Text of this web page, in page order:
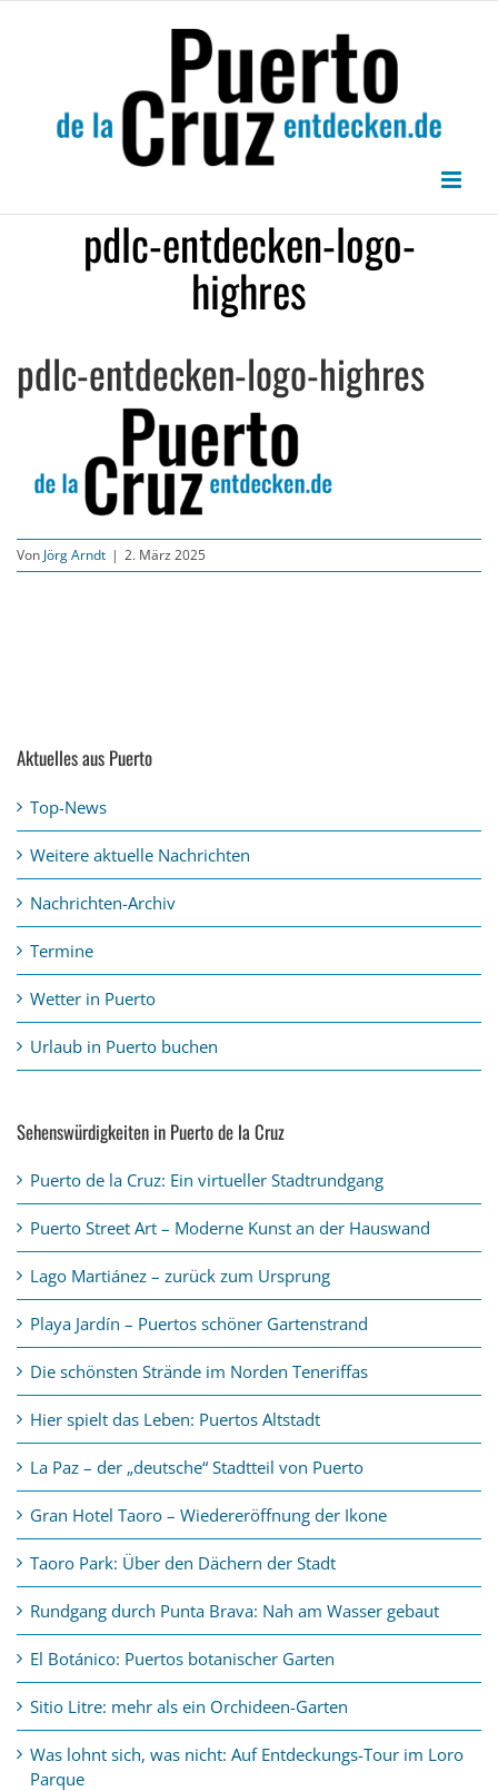
pdlc-entdecken-logo-
highres
pdlc-entdecken-logo-highres
Von Jörg Arndt | 2. März 2025
Aktuelles aus Puerto
Top-News
Weitere aktuelle Nachrichten
Nachrichten-Archiv
Termine
Wetter in Puerto
Urlaub in Puerto buchen
Sehenswürdigkeiten in Puerto de la Cruz
Puerto de la Cruz: Ein virtueller Stadtrundgang
Puerto Street Art – Moderne Kunst an der Hauswand
Lago Martiánez – zurück zum Ursprung
Playa Jardín – Puertos schöner Gartenstrand
Die schönsten Strände im Norden Teneriffas
Hier spielt das Leben: Puertos Altstadt
La Paz – der „deutsche“ Stadtteil von Puerto
Gran Hotel Taoro – Wiedereröffnung der Ikone
Taoro Park: Über den Dächern der Stadt
Rundgang durch Punta Brava: Nah am Wasser gebaut
El Botánico: Puertos botanischer Garten
Sitio Litre: mehr als ein Orchideen-Garten
Was lohnt sich, was nicht: Auf Entdeckungs-Tour im Loro
Parque